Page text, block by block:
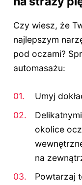
Czy wiesz, że
najlepszym
pod oczami?
automasażu:
Umyj
okolice
na
Powtarzaj